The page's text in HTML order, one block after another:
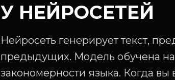
У НЕЙРОСЕТЕЙ
Нейросеть генерирует текст,
предыдущих. Модель обучена
закономерности языка. Когда вы